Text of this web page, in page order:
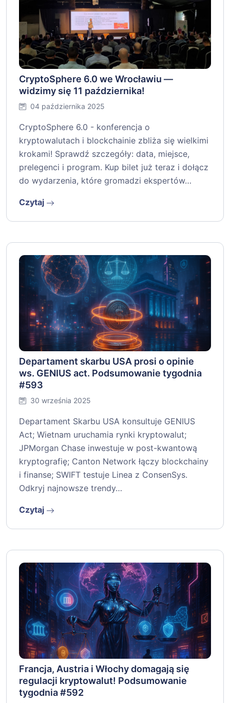
CryptoSphere 6.0 we Wrocławiu —
widzimy się 11 października!
04 października 2025
CryptoSphere 6.0 - konferencja o
kryptowalutach i blockchainie zbliża się wielkimi
krokami! Sprawdź szczegóły: data, miejsce,
prelegenci i program. Kup bilet już teraz i dołącz
do wydarzenia, które gromadzi ekspertów…
Czytaj
Departament skarbu USA prosi o opinie
ws. GENIUS act. Podsumowanie tygodnia
#593
30 września 2025
Departament Skarbu USA konsultuje GENIUS
Act; Wietnam uruchamia rynki kryptowalut;
JPMorgan Chase inwestuje w post-kwantową
kryptografię; Canton Network łączy blockchainy
i finanse; SWIFT testuje Linea z ConsenSys.
Odkryj najnowsze trendy…
Czytaj
Francja, Austria i Włochy domagają się
regulacji kryptowalut! Podsumowanie
tygodnia #592